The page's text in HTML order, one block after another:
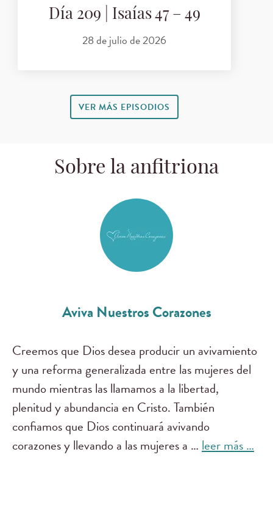
Día 209 | Isaías 47 – 49
28 de julio de 2026
VER MÁS EPISODIOS
Sobre la anfitriona
Aviva Nuestros Corazones
Creemos que Dios desea producir un avivamiento
y una reforma generalizada entre las mujeres del
mundo mientras las llamamos a la libertad,
plenitud y abundancia en Cristo. También
confiamos que Dios continuará avivando
corazones y llevando a las mujeres a … leer más …